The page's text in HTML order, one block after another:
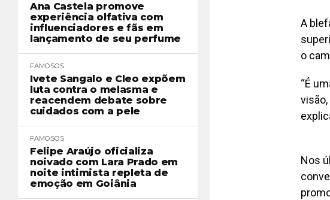
Ana Castela promove
experiência olfativa com
influenciadores e fãs em
lançamento de seu perfume
FAMOSOS
Ivete Sangalo e Cleo expõem
luta contra o melasma e
reacendem debate sobre
cuidados com a pele
FAMOSOS
Felipe Araújo oficializa
noivado com Lara Prado em
noite intimista repleta de
emoção em Goiânia
A
o
“É
visão,
Nos